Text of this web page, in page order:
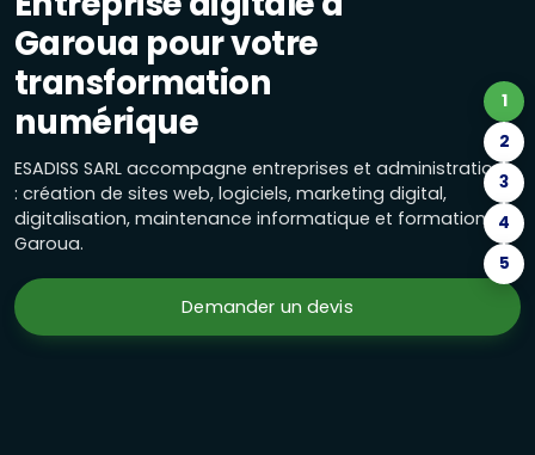
Site vitrine, boutique en ligne, landing page,
Maintenance informatique,
Maintenance préventive, installation de réseaux,
Marketing digital : réseaux
Gestion des réseaux sociaux, publicités Facebook,
Formations Excel, marketing
Formations en présentiel à Garoua : Excel avancé,
Garoua pour votre
transformation
numérique
ESADISS SARL accompagne entreprises et administrations
: création de sites web, logiciels, marketing digital,
digitalisation, maintenance informatique et formations à
Garoua.
Demander un devis
1
2
3
4
5